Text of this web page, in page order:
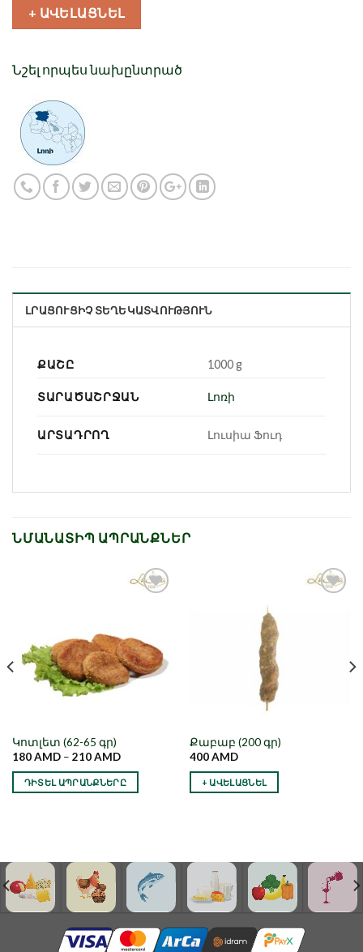
+ ԱՎԵԼԱՑՆԵԼ
Նշել որպես նախընտրած
ԼՐԱՑՈՒՑԻՉ ՏԵՂԵԿԱՏՎՈՒԹՅՈՒՆ
ՔԱՇԸ 1000 g
ՏԱՐԱԾԱՇՐՋԱՆ Լոռի
ԱՐՏԱԴՐՈՂ Լուսիա Ֆուդ
ՆՄԱՆԱՏԻՊ ԱՊՐԱՆՔՆԵՐ
Կոտլետ (62-65 գր)
180AMD– 210AMD
ԴԻՏԵԼ ԱՊՐԱՆՔՆԵՐԸ
նախընտրած
Քաբաբ (200 գր)
400AMD
+ ԱՎԵԼԱՑՆԵԼ